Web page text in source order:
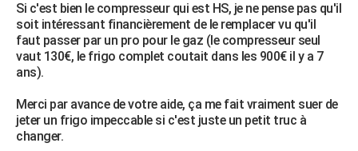
Si c'est bien le compresseur qui est HS, je ne pense pas qu'il
soit intéressant financièrement de le remplacer vu qu'il
faut passer par un pro pour le gaz (le compresseur seul
vaut 130€, le frigo complet coutait dans les 900€ il y a 7
ans).
Merci par avance de votre aide, ça me fait vraiment suer de
jeter un frigo impeccable si c'est juste un petit truc à
changer.